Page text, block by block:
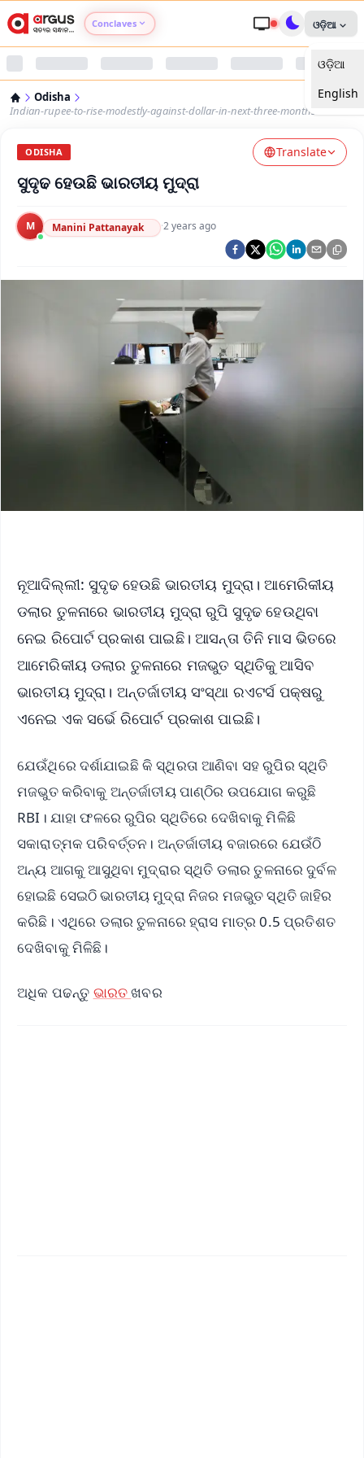
Conclaves
Argus Nari Shakti
Argus Health Connect
Argus Swaad Odisha
Argus Chalo Dekhein Apna Desh
ଓଡ଼ିଆ
ଓଡ଼ିଆ
English
Odisha
Indian-rupee-to-rise-modestly-against-dollar-in-next-three-months
ODISHA Translate
ସୁଦୃଢ ହେଉଛି ଭାରତୀୟ ମୁଦ୍ରା
M Manini Pattanayak ·2 years ago
ନୂଆଦିଲ୍ଲୀ: ସୁଦୃଢ ହେଉଛି ଭାରତୀୟ ମୁଦ୍ରା। ଆମେରିକୀୟ
ଡଲାର ତୁଳନାରେ ଭାରତୀୟ ମୁଦ୍ରା ରୁପି ସୁଦୃଢ ହେଉଥିବା
ନେଇ ରିପୋର୍ଟ ପ୍ରକାଶ ପାଇଛି। ଆସନ୍ତା ତିନି ମାସ ଭିତରେ
ଆମେରିକୀୟ ଡଲାର ତୁଳନାରେ ମଜଭୁତ ସ୍ଥିତିକୁ ଆସିବ
ଭାରତୀୟ ମୁଦ୍ରା। ଅନ୍ତର୍ଜାତୀୟ ସଂସ୍ଥା ରଏଟର୍ସ ପକ୍ଷରୁ
ଏନେଇ ଏକ ସର୍ଭେ ରିପୋର୍ଟ ପ୍ରକାଶ ପାଇଛି।
ଯେଉଁଥିରେ ଦର୍ଶାଯାଇଛି କି ସ୍ଥିରତା ଆଣିବା ସହ ରୁପିର ସ୍ଥିତି
ମଜଭୁତ କରିବାକୁ ଅନ୍ତର୍ଜାତୀୟ ପାଣ୍ଠିର ଉପଯୋଗ କରୁଛି
RBI। ଯାହା ଫଳରେ ରୁପିର ସ୍ଥିତିରେ ଦେଖିବାକୁ ମିଳିଛି
ସକାରାତ୍ମକ ପରିବର୍ତ୍ତନ। ଅନ୍ତର୍ଜାତୀୟ ବଜାରରେ ଯେଉଁଠି
ଅନ୍ୟ ଆଗକୁ ଆସୁଥିବା ମୁଦ୍ରାର ସ୍ଥିତି ଡଲାର ତୁଳନାରେ ଦୁର୍ବଳ
ହୋଇଛି ସେଇଠି ଭାରତୀୟ ମୁଦ୍ରା ନିଜର ମଜଭୁତ ସ୍ଥିତି ଜାହିର
କରିଛି। ଏଥିରେ ଡଲାର ତୁଳନାରେ ହ୍ରାସ ମାତ୍ର 0.5 ପ୍ରତିଶତ
ଦେଖିବାକୁ ମିଳିଛି।
ଅଧିକ ପଢନ୍ତୁ ଭାରତଖବର